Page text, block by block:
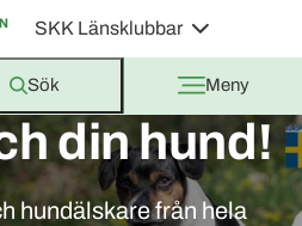
SKK Länsklubbar
Sök Meny
din hund!
hundälskare från hela